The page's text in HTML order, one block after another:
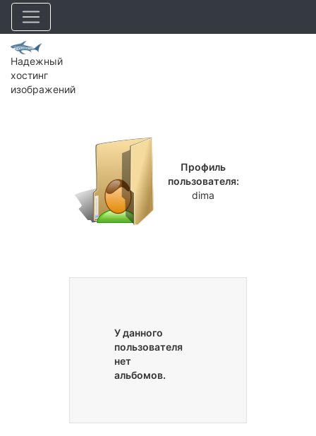
Надежный
хостинг
изображений
Профиль
пользователя:
dima
У данного
пользователя
нет
альбомов.